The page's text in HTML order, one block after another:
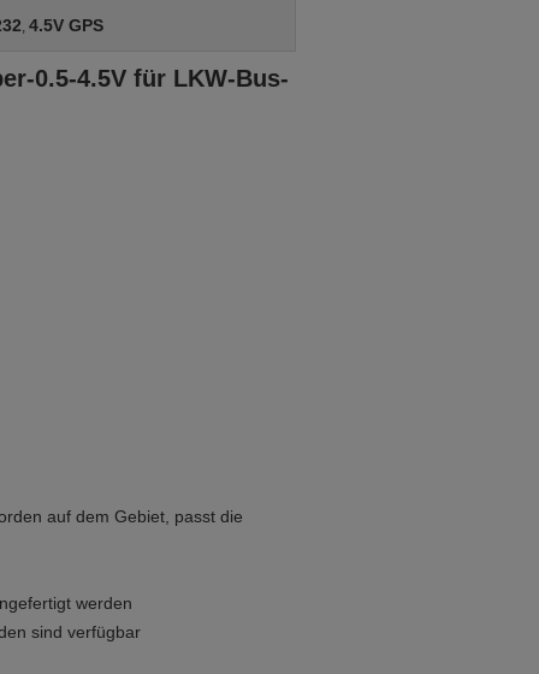
, 4.5V GPS
0.5-4.5V für LKW-Bus-
auf dem Gebiet, passt die
werden
sind verfügbar